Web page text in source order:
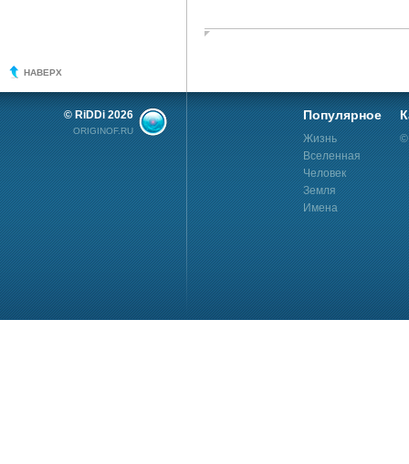
НАВЕРХ
© RiDDi 2026
ORIGINOF.RU
Популярное
Жизнь
Вселенная
Человек
Земля
Имена
©